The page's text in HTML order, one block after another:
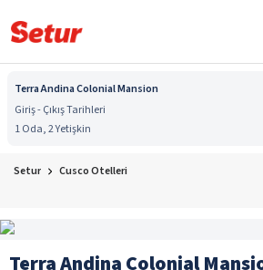
Terra Andina Colonial Mansion
Giriş - Çıkış Tarihleri
1 Oda, 2 Yetişkin
Setur Cusco Otelleri
Terra Andina Colonial